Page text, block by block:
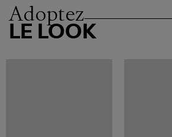
Adoptez
LE LOOK